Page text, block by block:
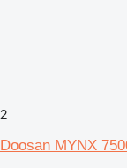
2
Doosan MYNX